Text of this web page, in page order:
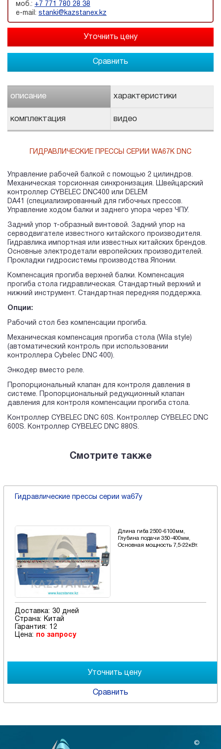
моб.: +7 771 780 28 38
e-mail: stanki@kazstanex.kz
Сравнить
описание характеристики
комплектация видео
ГИДРАВЛИЧЕСКИЕ ПРЕССЫ СЕРИИ WA67K DNC
Управление рабочей балкой с помощью 2 цилиндров.
Механическая торсионная синхронизация. Швейцарский
контроллер CYBELEC DNC400 или DELEM
DA41 (специализированный для гибочных прессов.
Управление ходом балки и заднего упора через ЧПУ.
Задний упор т-образный винтовой. Задний упор на
серводвигателе известного китайского производителя.
Гидравлика импортная или известных китайских брендов.
Основные электродетали европейских производителей.
Прокладки гидросистемы производства Японии.
Компенсация прогиба верхней балки. Компенсация
прогиба стола гидравлическая. Стандартный верхний и
нижний инструмент. Стандартная передняя поддержка.
Опции:
Рабочий стол без компенсации прогиба.
Механическая компенсация прогиба стола (Wila style)
(автоматический контроль при использовании
контроллера Cybelec DNC 400).
Энкодер вместо реле.
Пропорциональный клапан для контроля давления в
системе. Пропорциональный редукционный клапан
давления для контроля компенсации прогиба стола.
Контроллер CYBELEC DNC 60S. Контроллер CYBELEC DNC
600S. Контроллер CYBELEC DNC 880S.
Смотрите также
Гидравлические прессы серии wa67y
Длина гиба 2500-6100мм,
Глубина подачи 350-400мм,
Основная мощность 7,5-22кВт.
Доставка: 30 дней
Страна:
Китай
Гарантия:
12
Цена:
по запросу
Сравнить
©